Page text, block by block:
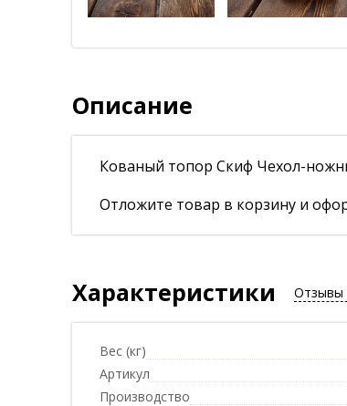
Описание
Кованый топор Скиф Чехол-
Отложите товар в корзину и
Характеристики Отзывы
Вес (кг)
Артикул
Производство